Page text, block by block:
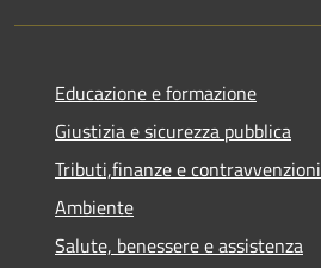
Educazione e formazione
Giustizia e sicurezza pubblica
Tributi,finanze e contravvenzioni
Ambiente
Salute, benessere e assistenza